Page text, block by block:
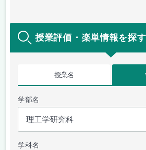
授業評価・楽単情報を探す
授業名
学部名
学科名